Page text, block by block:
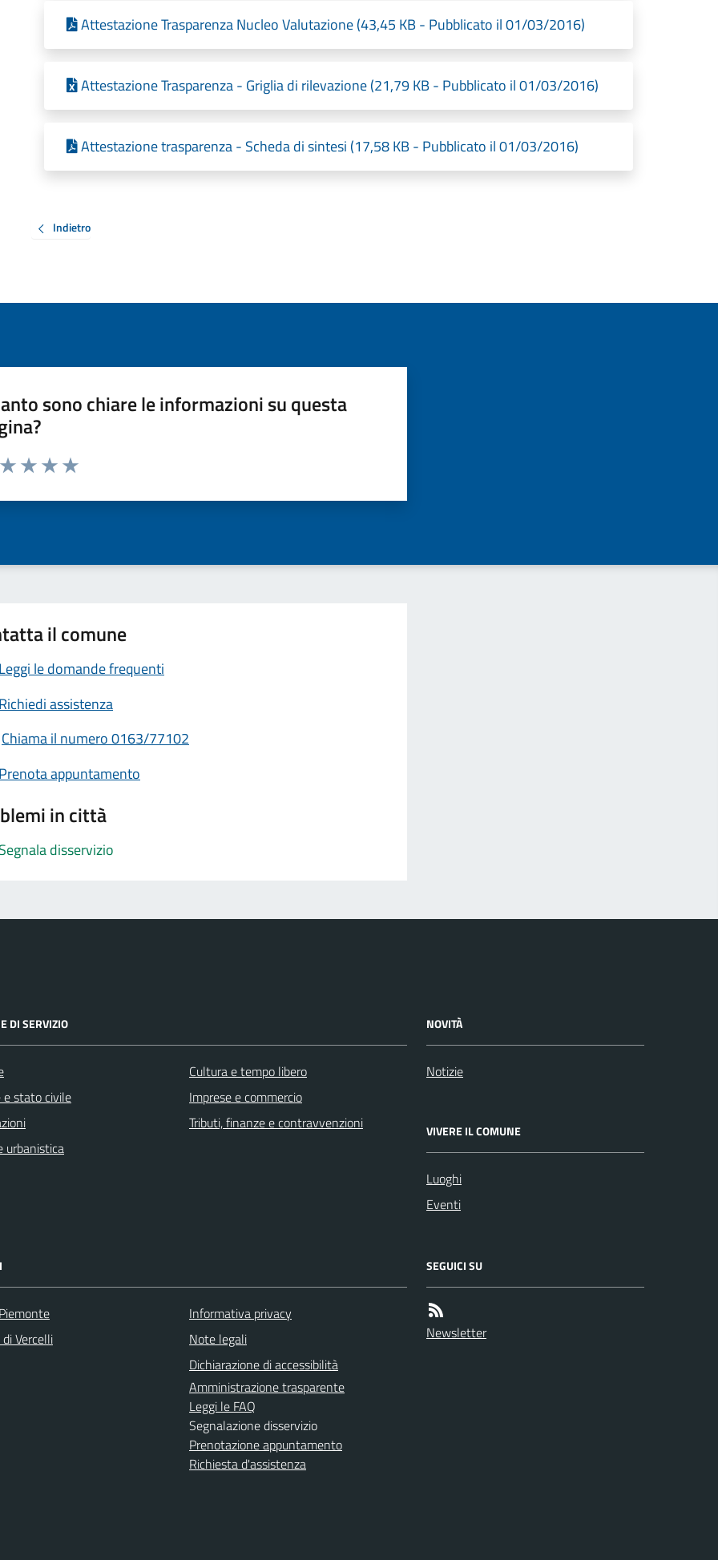
Attestazione Trasparenza Nucleo Valutazione (43,45 KB - Pubblicato il 01/03/2016)
Attestazione Trasparenza - Griglia di rilevazione (21,79 KB - Pubblicato il 01/03/2016)
Attestazione trasparenza - Scheda di sintesi (17,58 KB - Pubblicato il 01/03/2016)
Indietro
sono chiare le informazioni su questa
da 1 a 5 stelle la pagina
il comune
Leggi le domande frequenti
Richiedi assistenza
Chiama il numero 0163/77102
Prenota appuntamento
in città
Segnala disservizio
DI SERVIZIO
e stato civile
urbanistica
Cultura e tempo libero
Imprese e commercio
Tributi, finanze e contravvenzioni
NOVITÀ
Notizie
VIVERE IL COMUNE
Luoghi
Eventi
Vercelli
Informativa privacy
Note legali
Dichiarazione di accessibilità
Amministrazione trasparente
Leggi le FAQ
Segnalazione disservizio
Prenotazione appuntamento
Richiesta d'assistenza
SEGUICI SU
Newsletter